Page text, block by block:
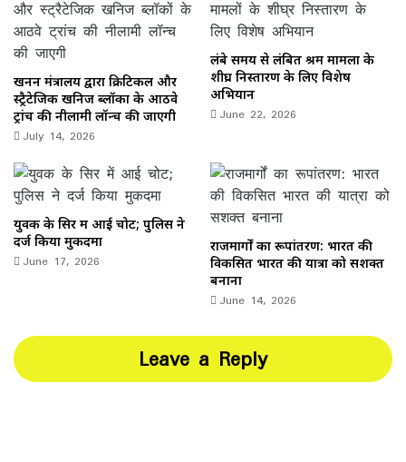
खनन मंत्रालय द्वारा क्रिटिकल और
स्ट्रैटेजिक खनिज ब्लॉकों के आठवे
ट्रांच की नीलामी लॉन्च की जाएगी
July 14, 2026
लंबे समय से लंबित श्रम मामलों के
शीघ्र निस्तारण के लिए विशेष
अभियान
June 22, 2026
युवक के सिर में आई चोट; पुलिस ने
दर्ज किया मुकदमा
June 17, 2026
राजमार्गों का रूपांतरण: भारत की
विकसित भारत की यात्रा को सशक्त
बनाना
June 14, 2026
Leave a Reply